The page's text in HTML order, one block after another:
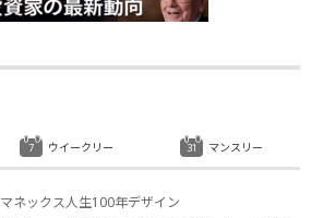
マネックス人生100年デザイン
ウイークリー マンスリー